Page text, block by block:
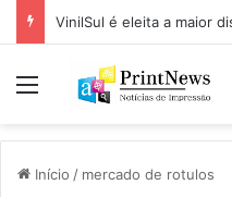
Menu
Início / mercado de rotulos